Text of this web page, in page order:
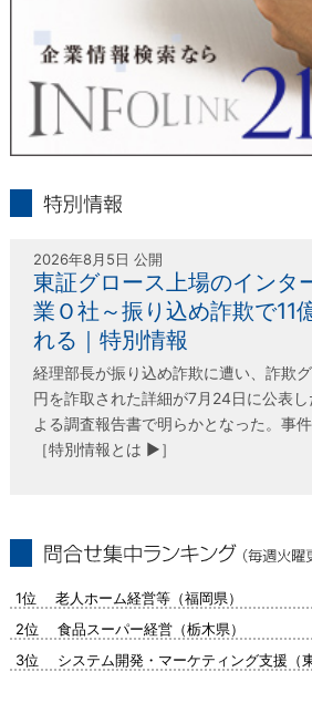
フリーダイヤル 0120-55-9986
受付時間 平日9：00～17：00
2026年8月5日 公開
東証グロース上場のインタ
業Ｏ社～振り込め詐欺で11
れる｜特別情報
経理部長が振り込め詐欺に遭い、詐欺
円を詐取された詳細が7月24日に公表
よる調査報告書で明らかとなった。事
［特別情報とは ▶］
1位 老人ホーム経営等（福岡県）
2位 食品スーパー経営（栃木県）
3位 システム開発・マーケティング支援（東